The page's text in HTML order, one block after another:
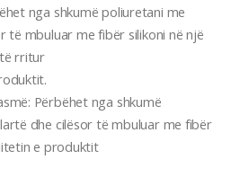
nga shkumë poliuretani me
të mbuluar me fibër silikoni në një
rritur
Përbëhet nga shkumë
dhe cilësor të mbuluar me fibër
e produktit